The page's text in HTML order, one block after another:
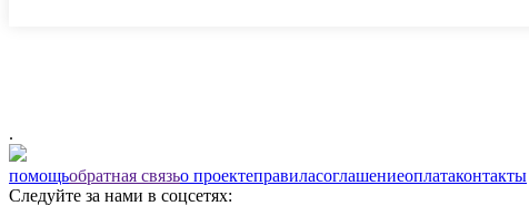
.
помощьобратная связьо проектеправиласоглашениеоплатаконтакты
Следуйте за нами в соцсетях: